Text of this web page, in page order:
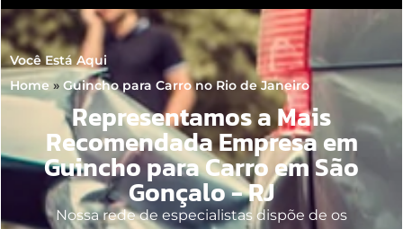
Você Está Aqui
Home » Guincho para Carro no Rio de Janeiro
Representamos a Mais
Recomendada Empresa em
Guincho para Carro em São
Gonçalo - RJ
Nossa rede de especialistas dispõe de os